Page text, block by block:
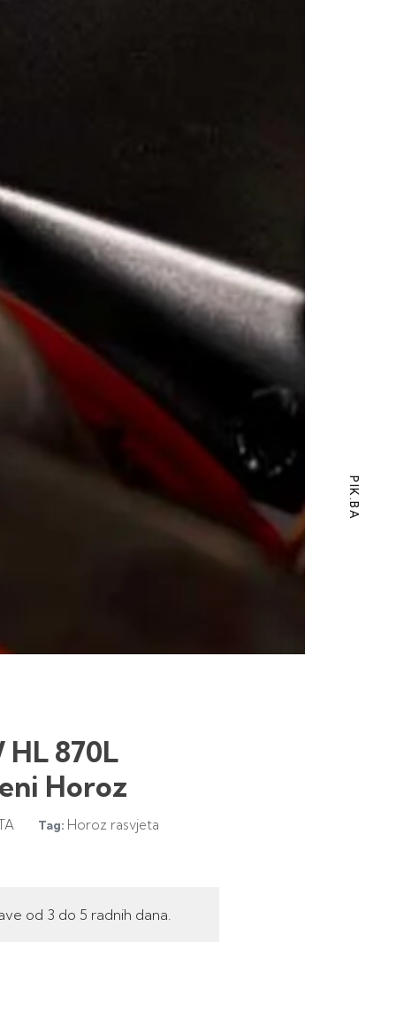
HL 870L
Horoz
Tag: Horoz rasvjeta
od 3 do 5 radnih dana.
PIK.BA